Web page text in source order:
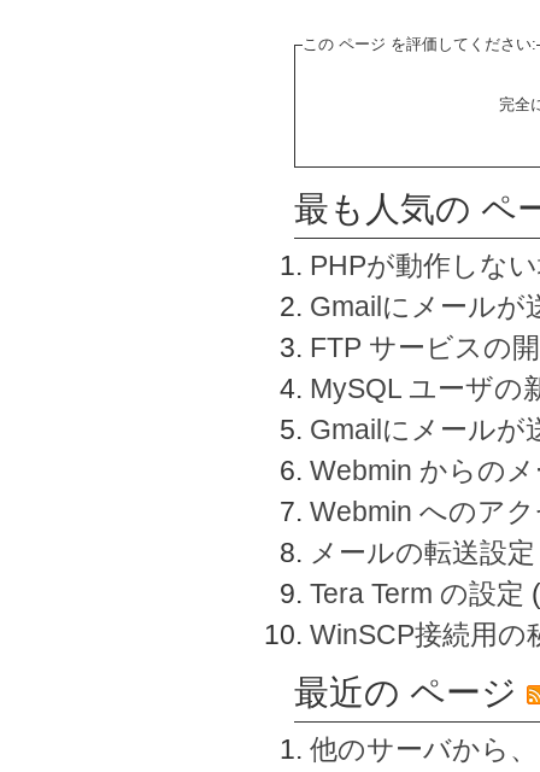
この ページ を評価してください:
完全
最も人気の ペ
PHPが動作しな
Gmailにメールが
FTP サービスの
MySQL ユーザの
Gmailにメールが
Webmin からの
Webmin へのア
メールの転送設定
Tera Term の設定
WinSCP接続用の
最近の ページ
他のサーバから